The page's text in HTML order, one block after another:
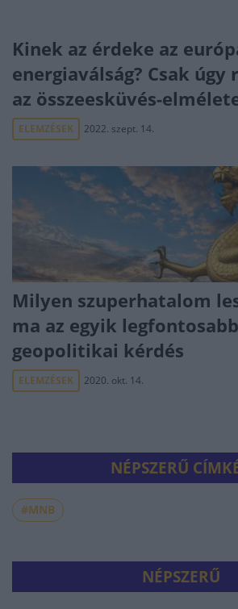
Kinek az érdeke az
energiaválság? Csak úgy
az összeesküvés-
ELEMZÉSEK 2022. szept. 14.
Milyen szuperhatalom
ma az egyik legfontosabb
geopolitikai kérdés
ELEMZÉSEK 2020. okt. 14.
NÉPSZERŰ
#MNB
NÉPSZERŰ